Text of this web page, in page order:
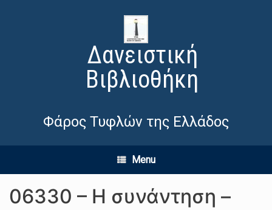
Δανειστική
Βιβλιοθήκη
Φάρος Τυφλών της Ελλάδος
Menu
06330 – Η συνάντηση –